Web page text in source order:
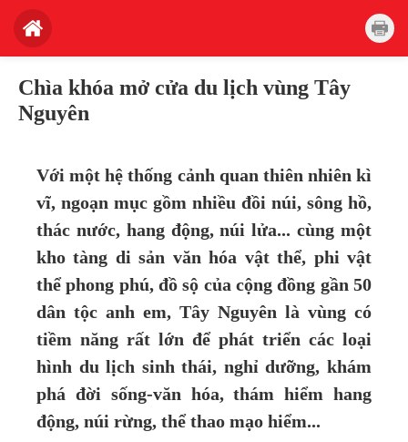
Chìa khóa mở cửa du lịch vùng Tây
Nguyên
Với một hệ thống cảnh quan thiên nhiên kì
vĩ, ngoạn mục gồm nhiều đồi núi, sông hồ,
thác nước, hang động, núi lửa... cùng một
kho tàng di sản văn hóa vật thể, phi vật
thể phong phú, đồ sộ của cộng đồng gần 50
dân tộc anh em, Tây Nguyên là vùng có
tiềm năng rất lớn để phát triển các loại
hình du lịch sinh thái, nghỉ dưỡng, khám
phá đời sống-văn hóa, thám hiểm hang
động, núi rừng, thể thao mạo hiểm...